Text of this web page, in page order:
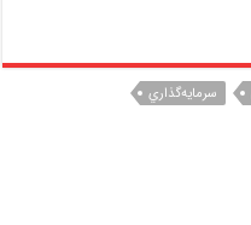
سرمايه‌گذاري